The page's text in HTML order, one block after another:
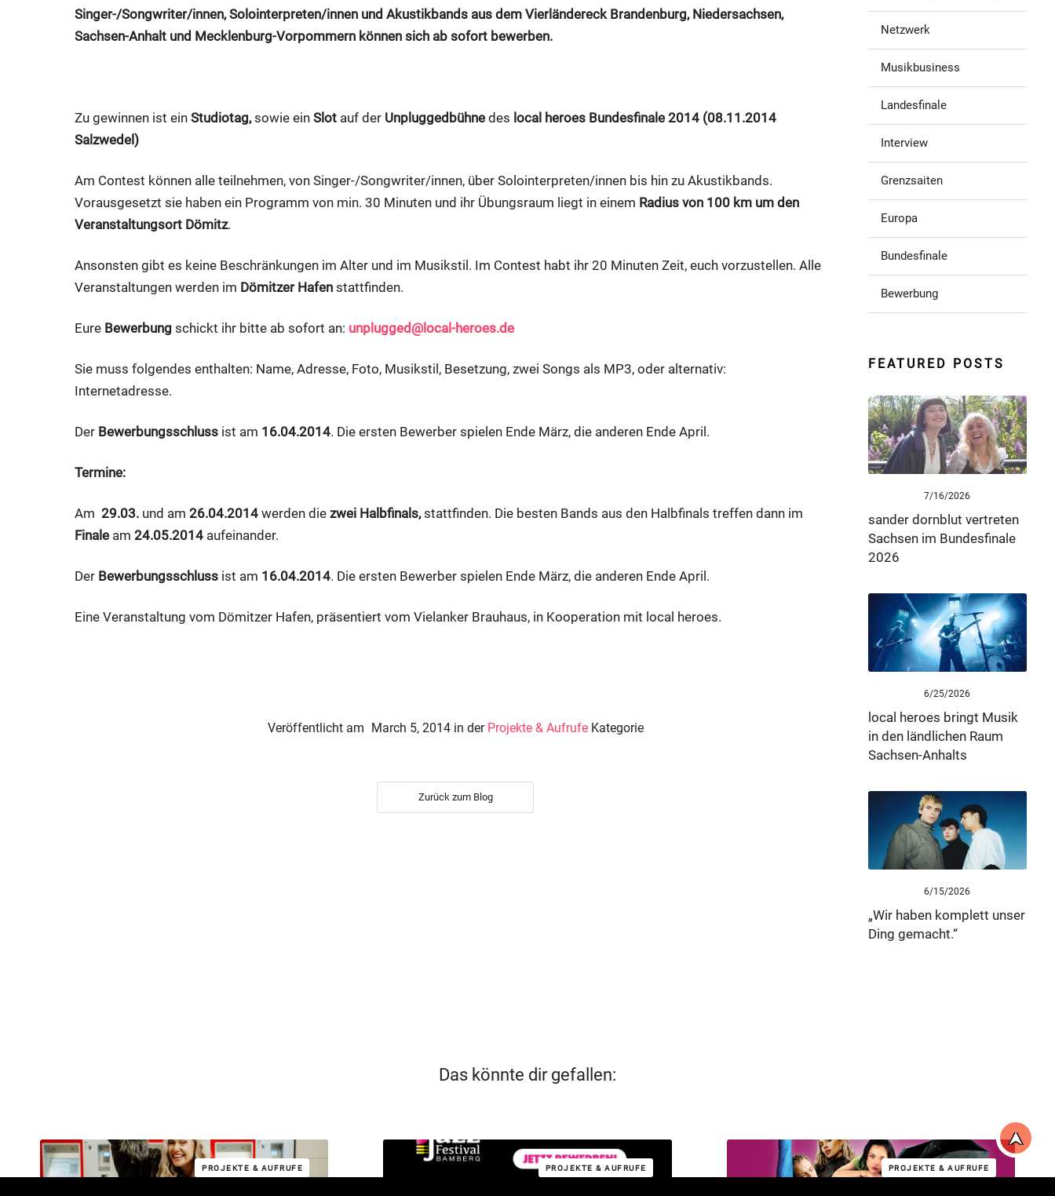
Singer-/Songwriter/innen, Solointerpreten/innen und Akustikbands aus dem Vierländereck Brandenburg, Niedersachsen,
Sachsen-Anhalt und Mecklenburg-Vorpommern können sich ab sofort bewerben.
Zu gewinnen ist einStudiotag,sowie einSlot auf derUnpluggedbühne des local heroes Bundesfinale 2014 (08.11.2014
Salzwedel)
Am Contest können alle teilnehmen, von Singer-/Songwriter/innen, über Solointerpreten/innen bis hin zu Akustikbands.
Vorausgesetzt sie haben ein Programm von min. 30 Minuten und ihr Übungsraum liegt in einem Radius von 100 km um den
Veranstaltungsort Dömitz.
Ansonsten gibt es keine Beschränkungen im Alter und im Musikstil. Im Contest habt ihr 20 Minuten Zeit, euch vorzustellen. Alle
Veranstaltungen werden im Dömitzer Hafenstattfinden.
Eure Bewerbung schickt ihr bitte ab sofort an: unplugged@local-heroes.de
Sie muss folgendes enthalten: Name, Adresse, Foto, Musikstil, Besetzung, zwei Songs als MP3, oder alternativ:
Internetadresse.
Der Bewerbungsschluss ist am 16.04.2014. Die ersten Bewerber spielen Ende März, die anderen Ende April.
Termine:
Am 29.03. und am 26.04.2014werden die zwei Halbfinals,stattfinden. Die besten Bands aus den Halbfinals treffen dann im
Finale am 24.05.2014aufeinander.
Der Bewerbungsschluss ist am 16.04.2014. Die ersten Bewerber spielen Ende März, die anderen Ende April.
Eine Veranstaltung vom Dömitzer Hafen, präsentiert vom Vielanker Brauhaus, in Kooperation mit local heroes.
Veröffentlicht am March 5, 2014 in der Projekte & Aufrufe Kategorie
Zurück zum Blog
Netzwerk
Musikbusiness
Landesfinale
Interview
Grenzsaiten
Europa
Bundesfinale
Bewerbung
FEATURED POSTS
7/16/2026
sander dornblut vertreten
Sachsen im Bundesfinale
2026
6/25/2026
local heroes bringt Musik
in den ländlichen Raum
Sachsen-Anhalts
6/15/2026
„Wir haben komplett unser
Ding gemacht.“
Das könnte dir gefallen:
PROJEKTE & AUFRUFE PROJEKTE & AUFRUFE PROJEKTE & AUFRUFE